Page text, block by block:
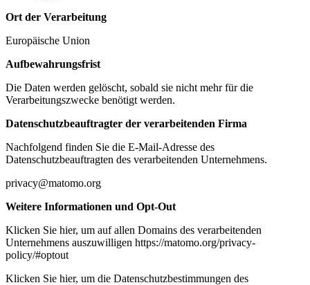
Ort der Verarbeitung
Europäische Union
Aufbewahrungsfrist
Die Daten werden gelöscht, sobald sie nicht mehr für die
Verarbeitungszwecke benötigt werden.
Datenschutzbeauftragter der verarbeitenden Firma
Nachfolgend finden Sie die E-Mail-Adresse des
Datenschutzbeauftragten des verarbeitenden Unternehmens.
privacy@matomo.org
Weitere Informationen und Opt-Out
Klicken Sie hier, um auf allen Domains des verarbeitenden
Unternehmens auszuwilligen https://matomo.org/privacy-
policy/#optout
Klicken Sie hier, um die Datenschutzbestimmungen des